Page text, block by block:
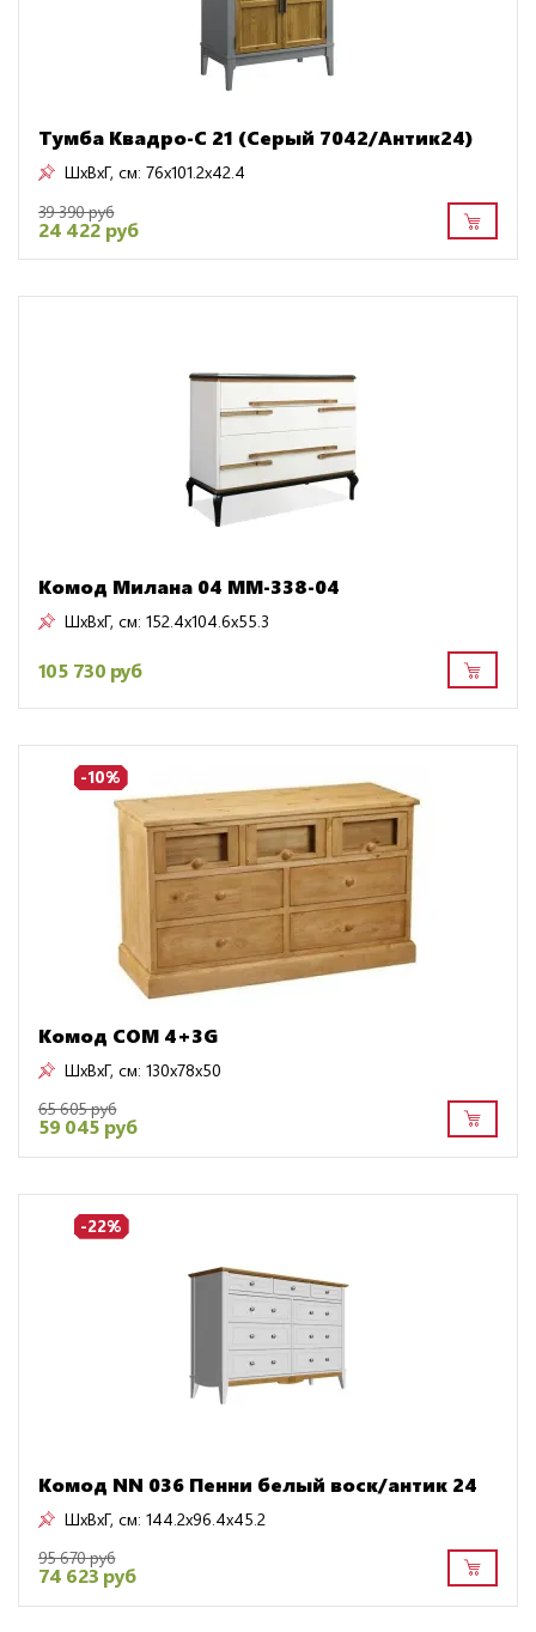
Тумба Квадро-С 21 (Серый 7042/Антик24)
ШxВxГ, см: 76x101.2x42.4
39 390 руб
24 422 руб
Комод Милана 04 ММ-338-04
ШxВxГ, см: 152.4x104.6x55.3
105 730 руб
-10%
Комод COM 4+3G
ШxВxГ, см: 130x78x50
65 605 руб
59 045 руб
-22%
Комод NN 036 Пенни белый воск/антик 24
ШxВxГ, см: 144.2x96.4x45.2
95 670 руб
74 623 руб